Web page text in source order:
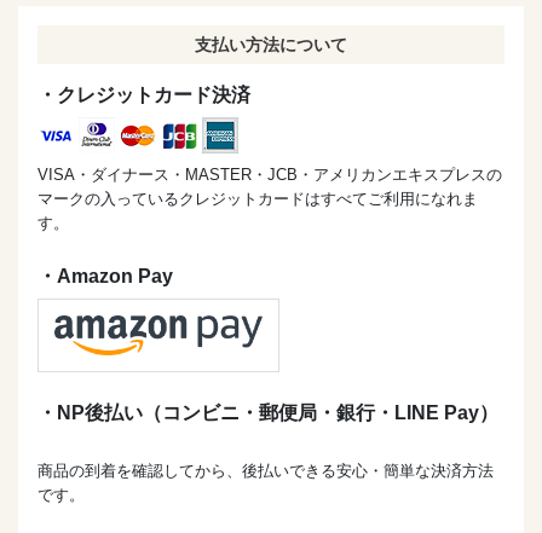
支払い方法について
・クレジットカード決済
VISA・ダイナース・MASTER・JCB・アメリカンエキスプレスの
マークの入っているクレジットカードはすべてご利用になれま
す。
・Amazon Pay
・NP後払い（コンビニ・郵便局・銀行・LINE Pay）
商品の到着を確認してから、後払いできる安心・簡単な決済方法
です。